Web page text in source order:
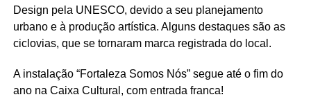
Design pela UNESCO, devido a seu planejamento
urbano e à produção artística. Alguns destaques são as
ciclovias, que se tornaram marca registrada do local.
A instalação “Fortaleza Somos Nós” segue até o fim do
ano na Caixa Cultural, com entrada franca!